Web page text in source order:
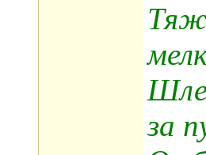
за